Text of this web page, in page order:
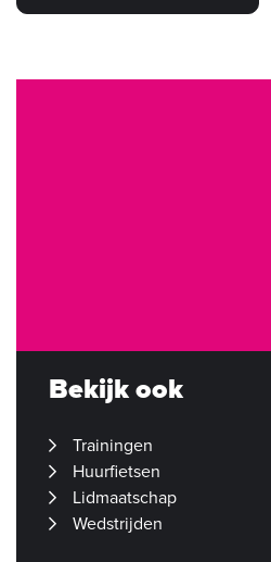
Bekijk ook
Trainingen
Huurfietsen
Lidmaatschap
Wedstrijden